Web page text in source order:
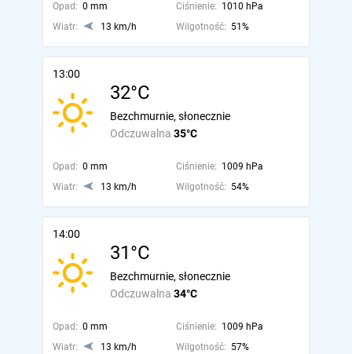
Opad: 0 mm Ciśnienie: 1010 hPa
Wiatr:
13 km/h Wilgotność: 51%
13:00
32°C
Odczuwalna 35°C
Bezchmurnie, słonecznie
Opad: 0 mm Ciśnienie: 1009 hPa
Wiatr:
13 km/h Wilgotność: 54%
14:00
31°C
Odczuwalna 34°C
Bezchmurnie, słonecznie
Opad: 0 mm Ciśnienie: 1009 hPa
Wiatr:
13 km/h Wilgotność: 57%